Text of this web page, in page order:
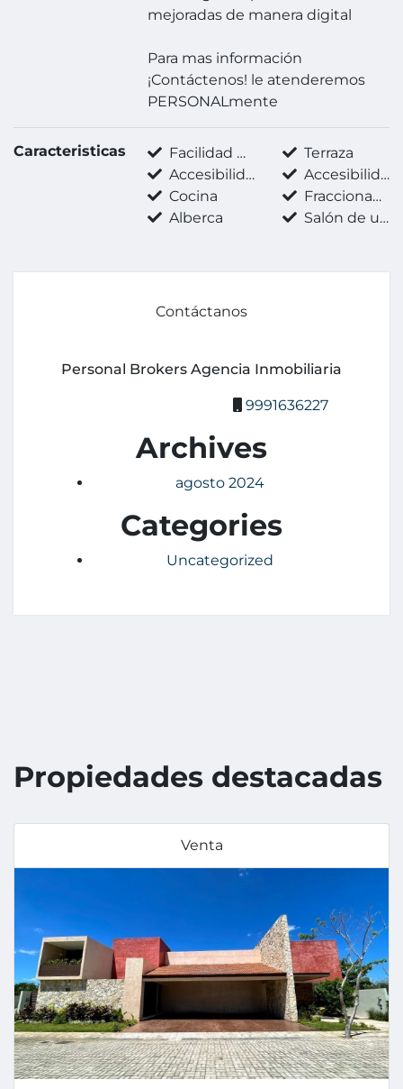
mejoradas de manera digital
Para mas información
¡Contáctenos! le atenderemos
PERSONALmente
Caracteristicas Facilidad para estacionarse
Terraza
Accesibilidad para adultos mayores
Accesibilidad para personas con discapacidad
Cocina
Fraccionamiento privado
Alberca
Salón de usos múltiples
Contáctanos
Personal Brokers Agencia Inmobiliaria
9991636227
Archives
agosto 2024
Categories
Uncategorized
Propiedades destacadas
Venta